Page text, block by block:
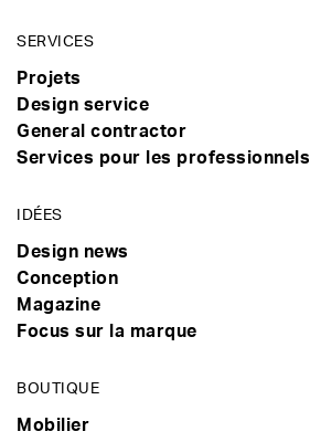
SERVICES
Projets
Design service
General contractor
Services pour les professionnels
IDÉES
Design news
Conception
Magazine
Focus sur la marque
BOUTIQUE
Mobilier